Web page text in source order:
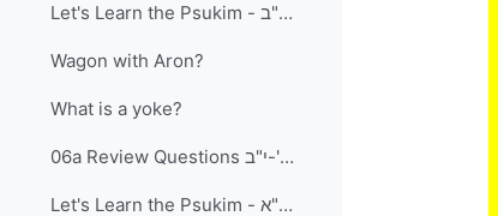
Let's Learn the Psukim - פרק ו פסוקים א-י"ב
Wagon with Aron?
What is a yoke?
06a Review Questions פרק ו פסוקים א'-י"ב
Let's Learn the Psukim - פרק ו פסוקים י"ג-כ"א